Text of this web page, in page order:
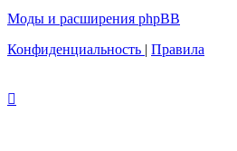
Моды и расширения phpBB
Конфиденциальность | Правила